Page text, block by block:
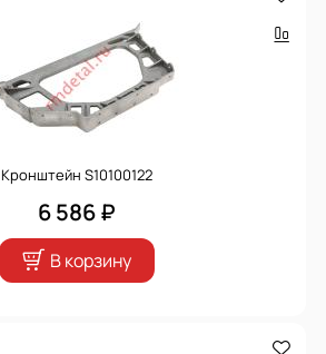
Кронштейн S10100122
6 586 ₽
В корзину